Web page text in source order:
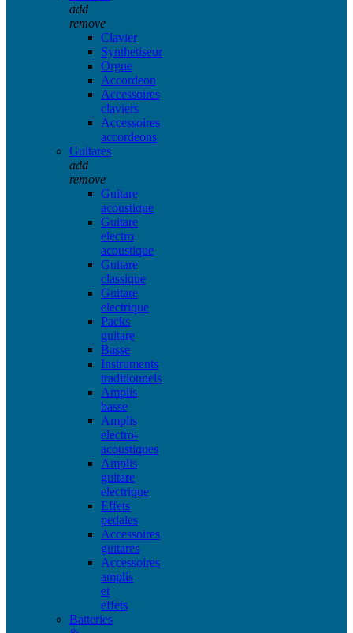
add
remove
Clavier
Synthetiseur
Orgue
Accordeon
Accessoires
claviers
Accessoires
accordeons
Guitares
add
remove
Guitare
acoustique
Guitare
electro
acoustique
Guitare
classique
Guitare
electrique
Packs
guitare
Basse
Instruments
traditionnels
Amplis
basse
Amplis
electro-
acoustiques
Amplis
guitare
electrique
Effets
pedales
Accessoires
guitares
Accessoires
amplis
et
effets
Batteries